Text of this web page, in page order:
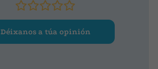
Déixanos a túa opinión